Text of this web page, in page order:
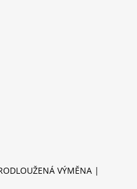
VÝMĚNA |